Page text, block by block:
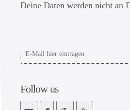
Deine Daten werden nicht an
Follow us